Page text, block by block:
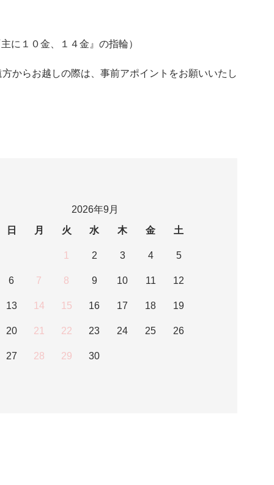
に１０金、１４金』の指輪）
らお越しの際は、事前アポイントをお願いいたし
2026年9月
日
月 火 水 木 金 土
1 2 3 4 5
6 7 8 9 10 11 12
13 14 15 16 17 18 19
20 21 22 23 24 25 26
27 28 29 30